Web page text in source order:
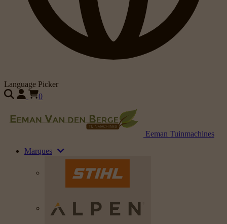
Language Picker
0
Eeman Tuinmachines
Marques